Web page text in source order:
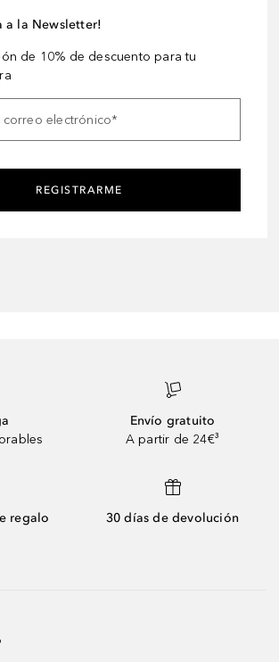
a la Newsletter!
de 10% de descuento para tu
correo electrónico*
REGISTRARME
Envío gratuito
A partir de 24€³
regalo 30 días de devolución